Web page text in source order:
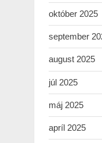
október 2025
september
august 2025
júl 2025
máj 2025
apríl 2025